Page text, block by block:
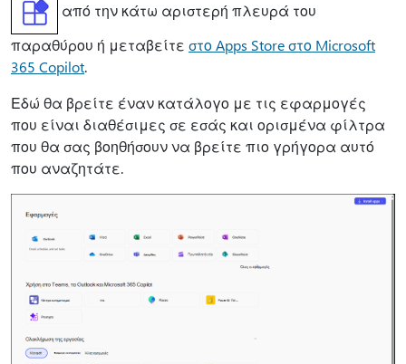
από την κάτω αριστερή πλευρά του
παραθύρου ή μεταβείτε στο Apps Store στο Microsoft
365 Copilot.
Εδώ θα βρείτε έναν κατάλογο με τις εφαρμογές
που είναι διαθέσιμες σε εσάς και ορισμένα φίλτρα
που θα σας βοηθήσουν να βρείτε πιο γρήγορα αυτό
που αναζητάτε.